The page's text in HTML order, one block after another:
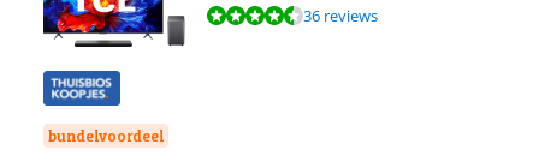
bundelvoordeel
Beoordeling is 9,3 van de 10, gebaseerd op 36 reviews.
36 reviews